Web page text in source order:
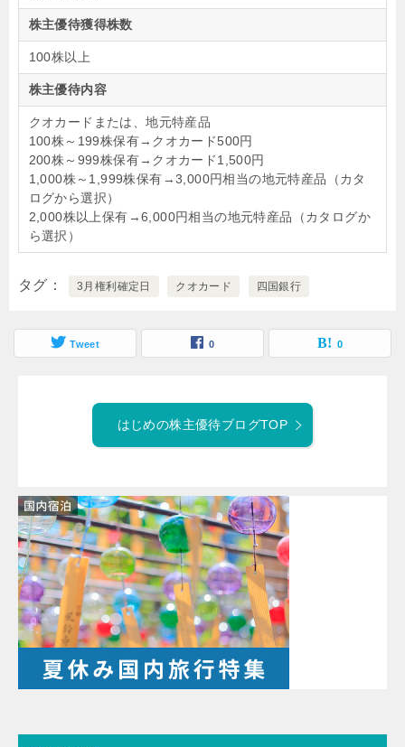
株主優待獲得株数
100株以上
株主優待内容
クオカードまたは、地元特産品
100株～199株保有→クオカード500円
200株～999株保有→クオカード1,500円
1,000株～1,999株保有→3,000円相当の地元特産品（カタ
ログから選択）
2,000株以上保有→6,000円相当の地元特産品（カタログか
ら選択）
タグ 3月権利確定日 クオカード 四国銀行
Tweet 0 0
はじめの株主優待ブログTOP